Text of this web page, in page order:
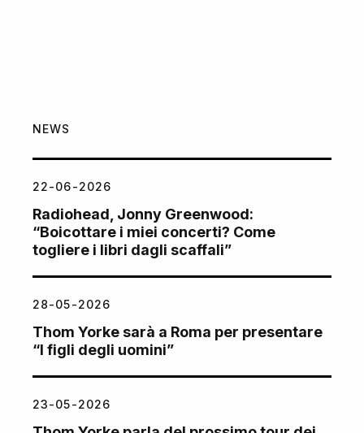
NEWS
22-06-2026
Radiohead, Jonny Greenwood:
“Boicottare i miei concerti? Come
togliere i libri dagli scaffali”
28-05-2026
Thom Yorke sarà a Roma per presentare
“I figli degli uomini”
23-05-2026